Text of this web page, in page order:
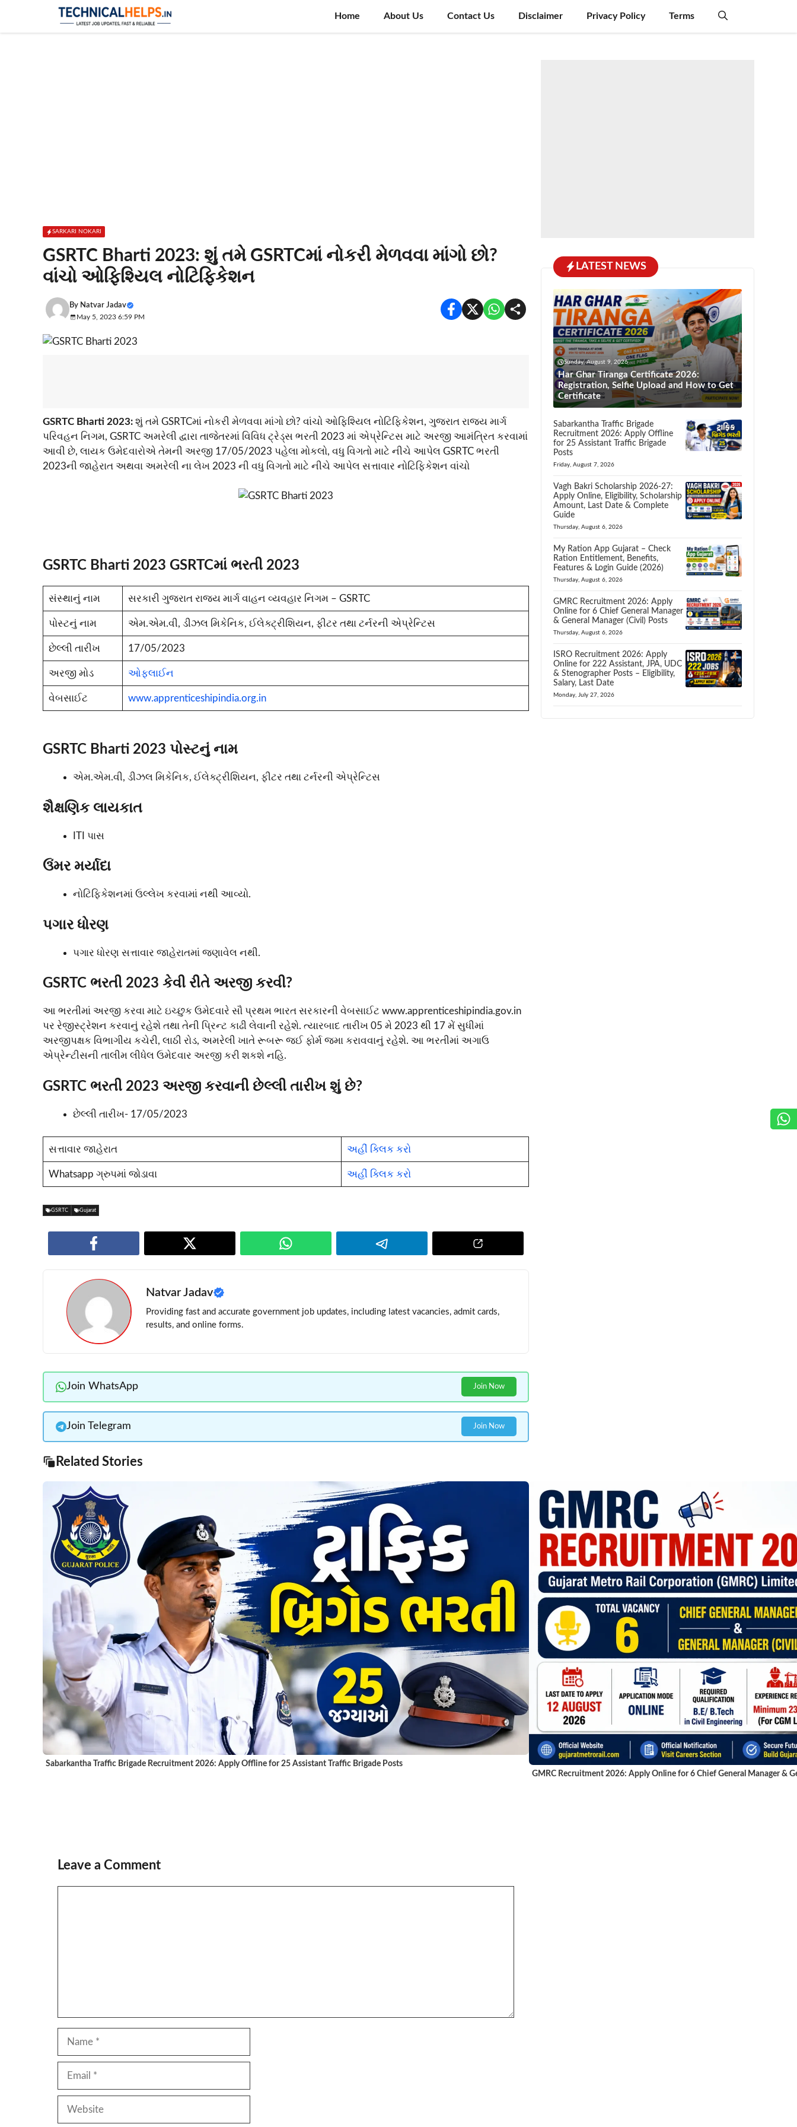
content
Home About Us Contact Us Disclaimer Privacy Policy Terms
SARKARI NOKARI
GSRTC Bharti 2023: શું તમે GSRTCમાં નોકરી મેળવવા માંગો છો?
વાંચો ઓફિશ્યિલ નોટિફિકેશન
By Natvar Jadav
May 5, 2023 6:59 PM
GSRTC Bharti 2023: શું તમે GSRTCમાં નોકરી મેળવવા માંગો છો? વાંચો ઓફિશ્યિલ નોટિફિકેશન, ગુજરાત રાજ્ય માર્ગ
પરિવહન નિગમ, GSRTC અમરેલી દ્વારા તાજેતરમાં વિવિધ ટ્રેડ્સ ભરતી 2023 માં એપ્રેન્ટિસ માટે અરજી આમંત્રિત કરવામાં
આવી છે, લાયક ઉમેદવારોએ તેમની અરજી 17/05/2023 પહેલા મોકલો, વધુ વિગતો માટે નીચે આપેલ GSRTC ભરતી
2023ની જાહેરાત અથવા અમરેલી ના લેખ 2023 ની વધુ વિગતો માટે નીચે આપેલ સત્તાવાર નોટિફિકેશન વાંચો
GSRTC Bharti 2023 GSRTCમાં ભરતી 2023
સંસ્થાનું નામ સરકારી ગુજરાત રાજ્ય માર્ગ વાહન વ્યવહાર નિગમ – GSRTC
પોસ્ટનું નામ એમ.એમ.વી, ડીઝલ મિકેનિક, ઈલેક્ટ્રીશિયન, ફીટર તથા ટર્નરની એપ્રેન્ટિસ
છેલ્લી તારીખ 17/05/2023
અરજી મોડ ઓફલાઈન
વેબસાઈટ www.apprenticeshipindia.org.in
GSRTC Bharti 2023 પોસ્ટનું નામ
એમ.એમ.વી, ડીઝલ મિકેનિક, ઈલેક્ટ્રીશિયન, ફીટર તથા ટર્નરની એપ્રેન્ટિસ
શૈક્ષણિક લાયકાત
ITI પાસ
ઉંમર મર્યાદા
નોટિફિકેશનમાં ઉલ્લેખ કરવામાં નથી આવ્યો.
પગાર ધોરણ
પગાર ધોરણ સત્તાવાર જાહેરાતમાં જણાવેલ નથી.
GSRTC ભરતી 2023 કેવી રીતે અરજી કરવી?
આ ભરતીમાં અરજી કરવા માટે ઇચ્છુક ઉમેદવારે સૌ પ્રથમ ભારત સરકારની વેબસાઈટ www.apprenticeshipindia.gov.in
પર રેજીસ્ટ્રેશન કરવાનું રહેશે તથા તેની પ્રિન્ટ કાઢી લેવાની રહેશે. ત્યારબાદ તારીખ 05 મે 2023 થી 17 મેં સુધીમાં
અરજીપક્ષક વિભાગીય કચેરી, લાઠી રોડ, અમરેલી ખાતે રૂબરૂ જઈ ફોર્મ જમા કરાવવાનું રહેશે. આ ભરતીમાં અગાઉ
એપ્રેન્ટીસની તાલીમ લીધેલ ઉમેદવાર અરજી કરી શકશે નહિ.
GSRTC ભરતી 2023 અરજી કરવાની છેલ્લી તારીખ શું છે?
છેલ્લી તારીખ- 17/05/2023
સત્તાવાર જાહેરાત અહીં ક્લિક કરો
Whatsapp ગ્રુપમાં જોડાવા અહીં ક્લિક કરો
GSRTC Gujarat
Natvar Jadav
Providing fast and accurate government job updates, including latest vacancies, admit cards,
results, and online forms.
Join WhatsApp Join Now
Join Telegram Join Now
Related Stories
Sabarkantha Traffic Brigade Recruitment 2026: Apply Offline for 25 Assistant Traffic Brigade Posts
GMRC Recruitment 2026: Apply Online for 6 Chief General Manager &
Leave a Comment
LATEST NEWS
Sunday, August 9, 2026
Har Ghar Tiranga Certificate 2026:
Registration, Selfie Upload and How to Get
Certificate
Sabarkantha Traffic Brigade
Recruitment 2026: Apply Offline
for 25 Assistant Traffic Brigade
Posts
Friday, August 7, 2026
Vagh Bakri Scholarship 2026-27:
Apply Online, Eligibility, Scholarship
Amount, Last Date & Complete
Guide
Thursday, August 6, 2026
My Ration App Gujarat – Check
Ration Entitlement, Benefits,
Features & Login Guide (2026)
Thursday, August 6, 2026
GMRC Recruitment 2026: Apply
Online for 6 Chief General Manager
& General Manager (Civil) Posts
Thursday, August 6, 2026
ISRO Recruitment 2026: Apply
Online for 222 Assistant, JPA, UDC
& Stenographer Posts – Eligibility,
Salary, Last Date
Monday, July 27, 2026